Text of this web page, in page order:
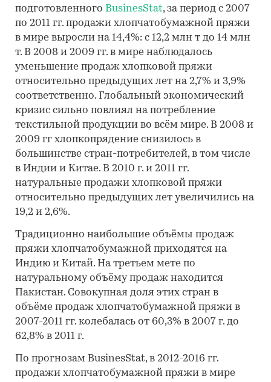
подготовленного BusinesStat, за период с 2007
по 2011 гг. продажи хлопчатобумажной пряжи
в мире выросли на 14,4%: с 12,2 млн т до 14 млн
т. В 2008 и 2009 гг. в мире наблюдалось
уменьшение продаж хлопковой пряжи
относительно предыдущих лет на 2,7% и 3,9%
соответственно. Глобальный экономический
кризис сильно повлиял на потребление
текстильной продукции во всём мире. В 2008 и
2009 гг хлопкопрядение снизилось в
большинстве стран-потребителей, в том числе
в Индии и Китае. В 2010 г. и 2011 гг.
натуральные продажи хлопковой пряжи
относительно предыдущих лет увеличились на
19,2 и 2,6%.
Традиционно наибольшие объёмы продаж
пряжи хлопчатобумажной приходятся на
Индию и Китай. На третьем мете по
натуральному объёму продаж находится
Пакистан. Совокупная доля этих стран в
объёме продаж хлопчатобумажной пряжи в
2007-2011 гг. колебалась от 60,3% в 2007 г. до
62,8% в 2011 г.
По прогнозам BusinesStat, в 2012-2016 гг.
продажи хлопчатобумажной пряжи в мире